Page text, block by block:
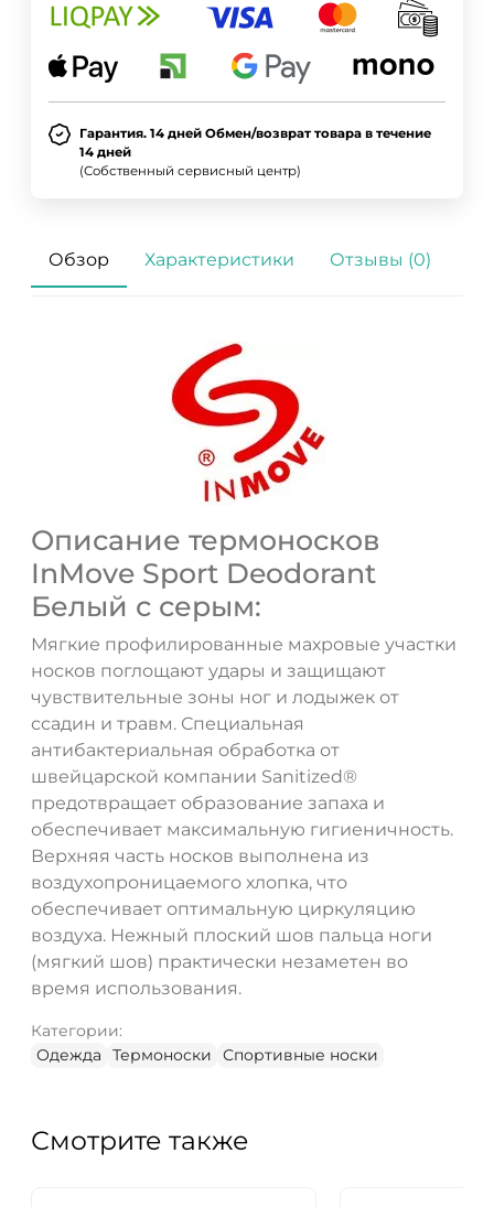
Гарантия. 14 дней Обмен/возврат товара в течение
14 дней
(Собственный сервисный центр)
Обзор Характеристики Отзывы (0)
Описание термоносков
InMove Sport Deodorant
Белый с серым:
Мягкие профилированные махровые участки
носков поглощают удары и защищают
чувствительные зоны ног и лодыжек от
ссадин и травм. Специальная
антибактериальная обработка от
швейцарской компании Sanitized®
предотвращает образование запаха и
обеспечивает максимальную гигиеничность.
Верхняя часть носков выполнена из
воздухопроницаемого хлопка, что
обеспечивает оптимальную циркуляцию
воздуха. Нежный плоский шов пальца ноги
(мягкий шов) практически незаметен во
время использования.
Категории:
Одежда
Термоноски Спортивные носки
Смотрите также
ДА